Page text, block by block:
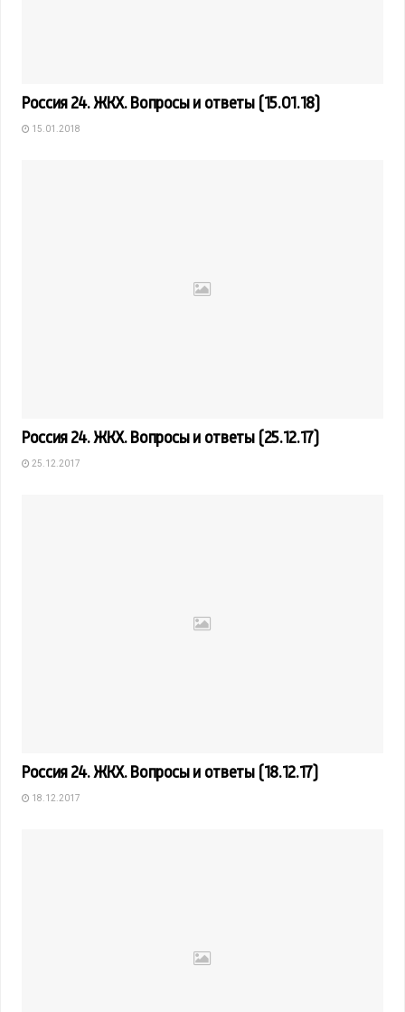
Россия 24. ЖКХ. Вопросы и ответы (15.01.18)
15.01.2018
Россия 24. ЖКХ. Вопросы и ответы (25.12.17)
25.12.2017
Россия 24. ЖКХ. Вопросы и ответы (18.12.17)
18.12.2017